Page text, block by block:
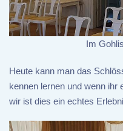
Im
Heute kann man das
kennen lernen und wenn ihr
wir ist dies ein echtes